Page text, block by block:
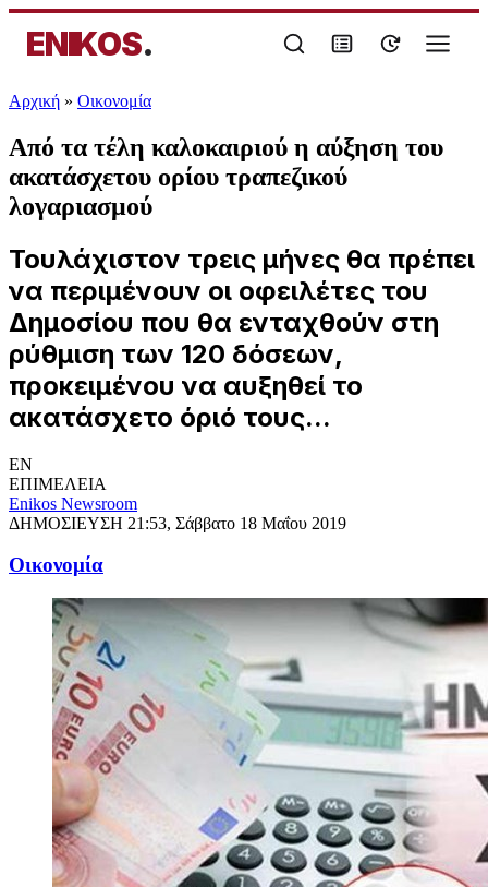
ENIKOS.
Αρχική » Oικονομία
Από τα τέλη καλοκαιριού η αύξηση του
ακατάσχετου ορίου τραπεζικού
λογαριασμού
Τουλάχιστον τρεις μήνες θα πρέπει
να περιμένουν οι οφειλέτες του
Δημοσίου που θα ενταχθούν στη
ρύθμιση των 120 δόσεων,
προκειμένου να αυξηθεί το
ακατάσχετο όριό τους...
EN
ΕΠΙΜΕΛΕΙΑ
Enikos Newsroom
ΔΗΜΟΣΙΕΥΣΗ 21:53, Σάββατο 18 Μαΐου 2019
Oικονομία